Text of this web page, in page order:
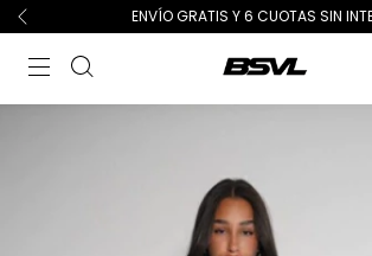
ENVÍO GRATIS Y 6 CUOTAS SIN